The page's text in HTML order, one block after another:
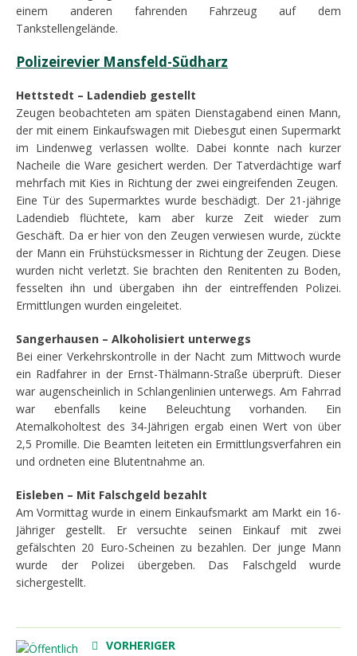
einem anderen fahrenden Fahrzeug auf dem
Tankstellengelände.
Polizeirevier Mansfeld-Südharz
Hettstedt – Ladendieb gestellt
Zeugen beobachteten am späten Dienstagabend einen Mann,
der mit einem Einkaufswagen mit Diebesgut einen Supermarkt
im Lindenweg verlassen wollte. Dabei konnte nach kurzer
Nacheile die Ware gesichert werden. Der Tatverdächtige warf
mehrfach mit Kies in Richtung der zwei eingreifenden Zeugen.
Eine Tür des Supermarktes wurde beschädigt. Der 21-jährige
Ladendieb flüchtete, kam aber kurze Zeit wieder zum
Geschäft. Da er hier von den Zeugen verwiesen wurde, zückte
der Mann ein Frühstücksmesser in Richtung der Zeugen. Diese
wurden nicht verletzt. Sie brachten den Renitenten zu Boden,
fesselten ihn und übergaben ihn der eintreffenden Polizei.
Ermittlungen wurden eingeleitet.
Sangerhausen – Alkoholisiert unterwegs
Bei einer Verkehrskontrolle in der Nacht zum Mittwoch wurde
ein Radfahrer in der Ernst-Thälmann-Straße überprüft. Dieser
war augenscheinlich in Schlangenlinien unterwegs. Am Fahrrad
war ebenfalls keine Beleuchtung vorhanden. Ein
Atemalkoholtest des 34-Jährigen ergab einen Wert von über
2,5 Promille. Die Beamten leiteten ein Ermittlungsverfahren ein
und ordneten eine Blutentnahme an.
Eisleben – Mit Falschgeld bezahlt
Am Vormittag wurde in einem Einkaufsmarkt am Markt ein 16-
Jähriger gestellt. Er versuchte seinen Einkauf mit zwei
gefälschten 20 Euro-Scheinen zu bezahlen. Der junge Mann
wurde der Polizei übergeben. Das Falschgeld wurde
sichergestellt.
VORHERIGER